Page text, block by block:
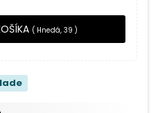
( Hnedá, 39 )